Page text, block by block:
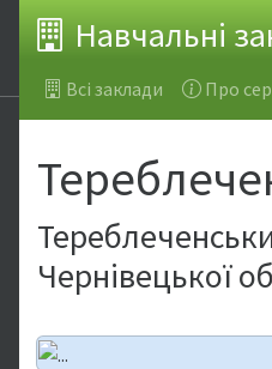
Навчальні
Всі заклади Про
Чернівецької